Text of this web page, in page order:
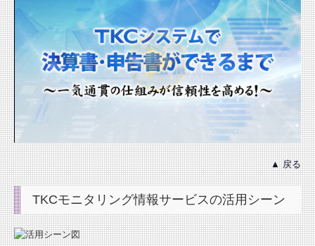
▲ 戻る
TKCモニタリング情報サービスの活用シーン